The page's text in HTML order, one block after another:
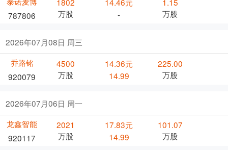
787806
万股
-
万股
2026年07月08日 周三
乔路铭
920079
4500
万股
14.36元
14.99
225.00
万股
2026年07月06日 周一
龙鑫智能
920117
2021
万股
17.83元
14.99
101.07
万股